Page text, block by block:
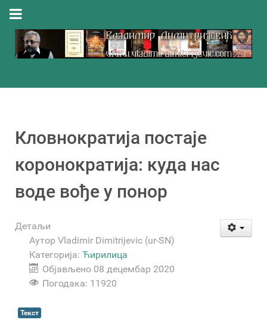
Кловнократија постаје
коронократија: куда нас
воде вође у понор
Детаљи
Аутор Vladimir Dimitrijevic (ur-SN)
Категорија: Ћирилица
Објављено 08 децембар 2020
Погодака: 11920
Текст